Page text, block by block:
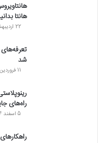
هانتا
22 اردیبهشت 1405
شد
11 فروردین 1405
راه‌های
5 اسفند 1404